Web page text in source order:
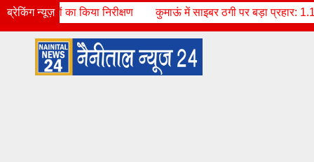
ब्रेकिंग न्यूज़
निरीक्षण कुमाऊं में साइबर ठगी पर बड़ा प्रहार: 1.17 करोड़ से अधिक
Skip
to
Thu. Aug 6th, 2026 10:12:33 AM